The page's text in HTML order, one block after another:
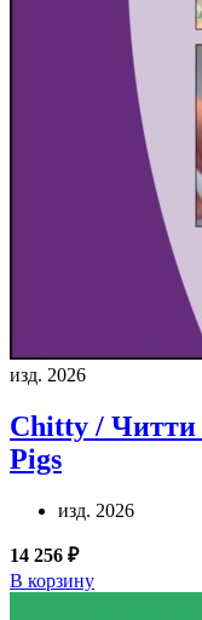
изд. 2026
Chitty / Читти
Pigs
изд. 2026
14 256 ₽
В корзину